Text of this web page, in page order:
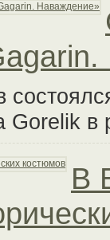
Gorelik
В